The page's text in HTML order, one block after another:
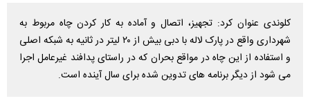
کلوندی عنوان کرد: تجهیز، اتصال و آماده به کار کردن چاه مربوط به
شهرداری واقع در پارک لاله با دبی بیش از ۲۰ لیتر در ثانیه به شبکه اصلی
و استفاده از این چاه در مواقع بحران که در راستای پدافند غیرعامل اجرا
می شود از دیگر برنامه های تدوین شده برای سال آینده است.